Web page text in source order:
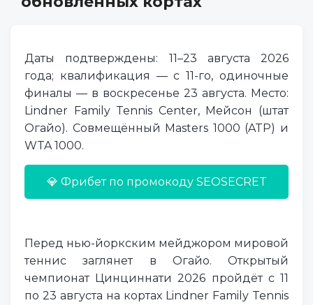
Даты подтверждены: 11–23 августа 2026
года; квалификация — с 11-го, одиночные
финалы — в воскресенье 23 августа. Место:
Lindner Family Tennis Center, Мейсон (штат
Огайо). Совмещённый Masters 1000 (ATP) и
WTA 1000.
💎 Фрибет по промокоду SEOSECRET
Перед нью-йоркским мейджором мировой
теннис заглянет в Огайо. Открытый
чемпионат Цинциннати 2026 пройдёт с 11
по 23 августа на кортах Lindner Family Tennis